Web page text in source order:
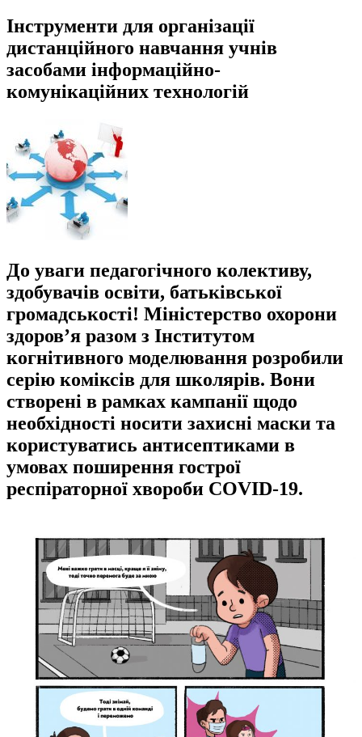
Інструменти для організації
дистанційного навчання учнів
засобами інформаційно-
комунікаційних технологій
До уваги педагогічного колективу,
здобувачів освіти, батьківської
громадськості! Міністерство охорони
здоров’я разом з Інститутом
когнітивного моделювання розробили
серію коміксів для школярів. Вони
створені в рамках кампанії щодо
необхідності носити захисні маски та
користуватись антисептиками в
умовах поширення гострої
респіраторної хвороби COVID-19.